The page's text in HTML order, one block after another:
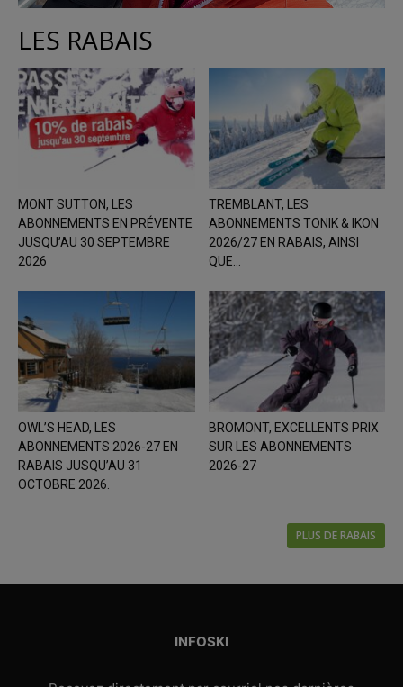
LES RABAIS
MONT SUTTON, LES
ABONNEMENTS EN PRÉVENTE
JUSQU’AU 30 SEPTEMBRE
2026
TREMBLANT, LES
ABONNEMENTS TONIK & IKON
2026/27 EN RABAIS, AINSI
QUE...
OWL’S HEAD, LES
ABONNEMENTS 2026-27 EN
RABAIS JUSQU’AU 31
OCTOBRE 2026.
BROMONT, EXCELLENTS PRIX
SUR LES ABONNEMENTS
2026-27
PLUS DE RABAIS
INFOSKI